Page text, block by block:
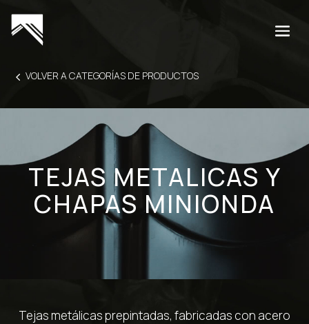
4 VOLVER A CATEGORÍAS DE PRODUCTOS
TEJAS METALICAS Y
CHAPAS MINIONDA
Tejas metálicas prepintadas, fabricadas con acero